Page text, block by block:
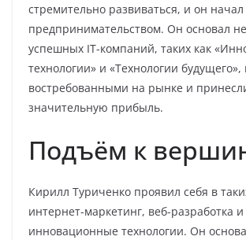
стремительно развиваться, и он
предпринимательством. Он основал
успешных IT-компаний, таких как
технологии» и «Технологии будущего»,
востребованными на рынке и
значительную прибыль.
Подъём к
Кирилл Туриченко проявил себя в
интернет-маркетинг, веб-разработка и
инновационные технологии. Он